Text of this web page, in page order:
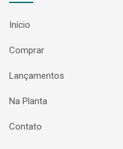
Início
Comprar
Lançamentos
Na Planta
Contato